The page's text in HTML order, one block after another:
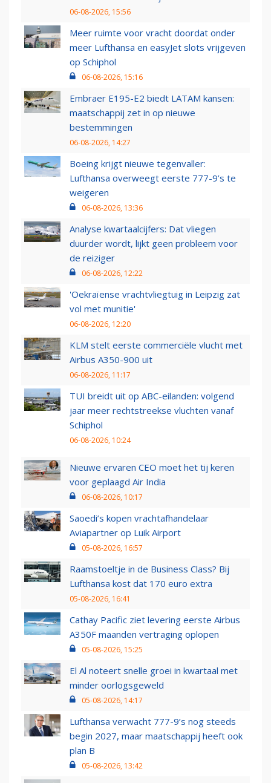
06-08-2026, 15:56
Meer ruimte voor vracht doordat onder
meer Lufthansa en easyJet slots vrijgeven
op Schiphol
06-08-2026, 15:16
Embraer E195-E2 biedt LATAM kansen:
maatschappij zet in op nieuwe
bestemmingen
06-08-2026, 14:27
Boeing krijgt nieuwe tegenvaller:
Lufthansa overweegt eerste 777-9’s te
weigeren
06-08-2026, 13:36
Analyse kwartaalcijfers: Dat vliegen
duurder wordt, lijkt geen probleem voor
de reiziger
06-08-2026, 12:22
'Oekraïense vrachtvliegtuig in Leipzig zat
vol met munitie'
06-08-2026, 12:20
KLM stelt eerste commerciële vlucht met
Airbus A350-900 uit
06-08-2026, 11:17
TUI breidt uit op ABC-eilanden: volgend
jaar meer rechtstreekse vluchten vanaf
Schiphol
06-08-2026, 10:24
Nieuwe ervaren CEO moet het tij keren
voor geplaagd Air India
06-08-2026, 10:17
Saoedi’s kopen vrachtafhandelaar
Aviapartner op Luik Airport
05-08-2026, 16:57
Raamstoeltje in de Business Class? Bij
Lufthansa kost dat 170 euro extra
05-08-2026, 16:41
Cathay Pacific ziet levering eerste Airbus
A350F maanden vertraging oplopen
05-08-2026, 15:25
El Al noteert snelle groei in kwartaal met
minder oorlogsgeweld
05-08-2026, 14:17
Lufthansa verwacht 777-9’s nog steeds
begin 2027, maar maatschappij heeft ook
plan B
05-08-2026, 13:42